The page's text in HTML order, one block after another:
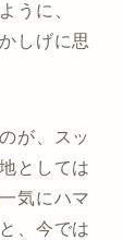
うに、
しげに思
が、スッ
としては
一気にハマ
、今では